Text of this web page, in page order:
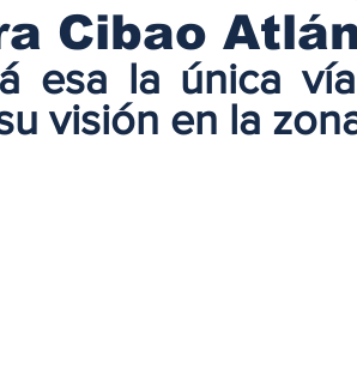
Cibao
esa la única
visión en la